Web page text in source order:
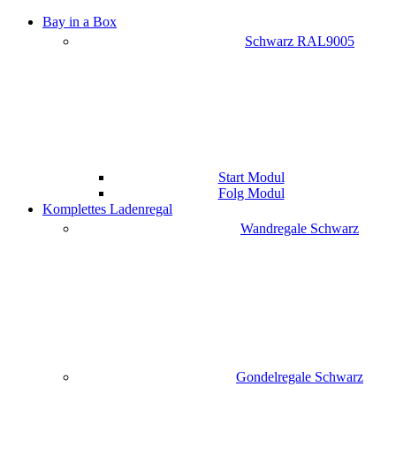
Bay in a Box
Schwarz RAL9005
Start Modul
Folg Modul
Komplettes Ladenregal
Wandregale Schwarz
Gondelregale Schwarz